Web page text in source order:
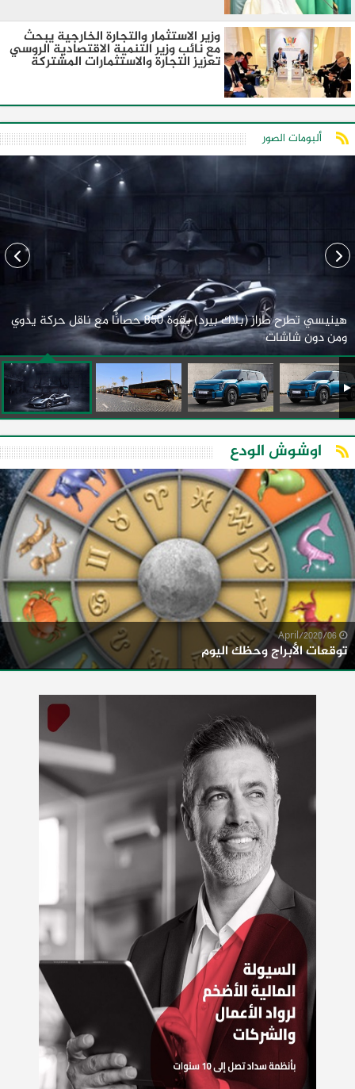
وزير الاستثمار والتجارة الخارجية يبحث
مع نائب وزير التنمية الاقتصادية الروسي
تعزيز التجارة والاستثمارات المشتركة
ألبومات الصور
هينيسي تطرح طراز (بلاك بيرد) بقوة 850 حصانًا مع ناقل حركة يدوي
ومن دون شاشات
اوشوش الودع
توقعات الأبراج وحظك اليوم